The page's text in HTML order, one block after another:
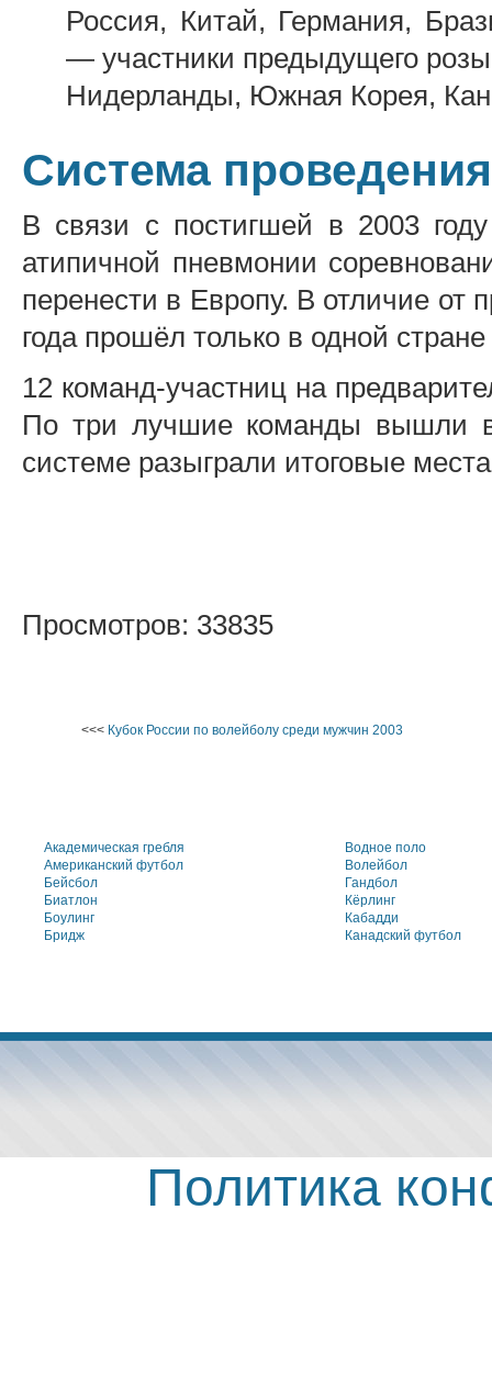
Россия, Китай, Германия,
— участники предыдущего
Нидерланды, Южная Корея,
Система
В связи с постигшей в 2003
атипичной пневмонии
перенести в Европу. В отличие от
года прошёл только в одной
12 команд-участниц на
По три лучшие команды вышли
системе разыграли итоговые
Просмотров: 33835
<<< Кубок России по волейболу среди мужчин 2003
Академическая гребля
Американский футбол
Бейсбол
Биатлон
Боулинг
Бридж
Водное поло
Волейбол
Гандбол
Кёрлинг
Кабадди
Канадский футбол
Политика